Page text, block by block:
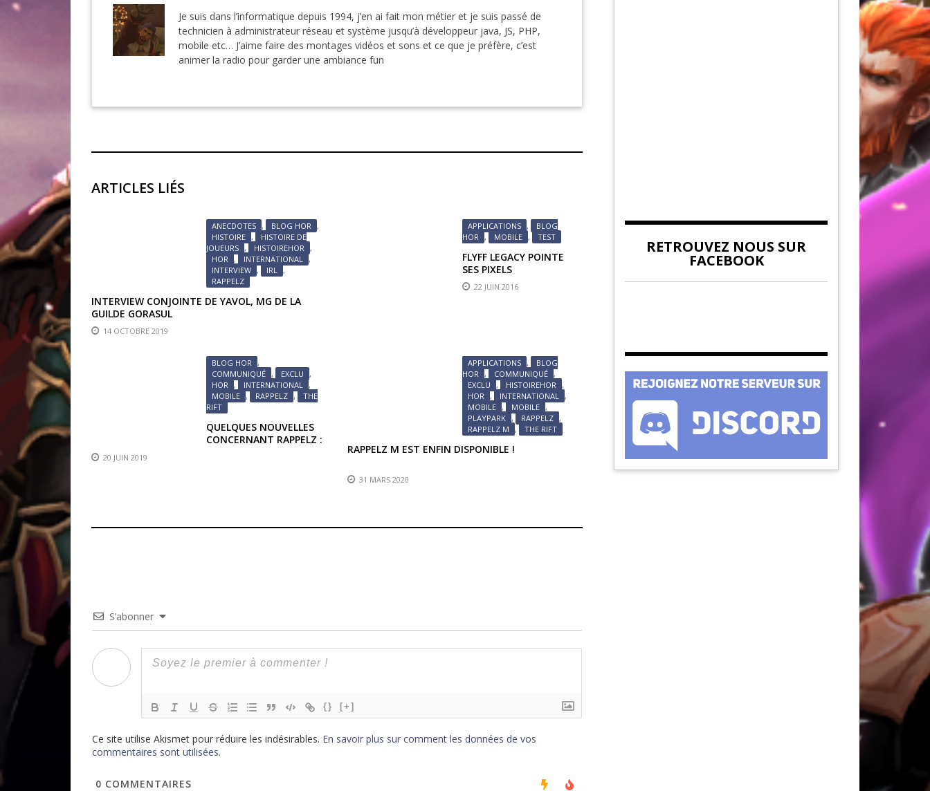
EPIC 9.3 : LE BERCEAU DE LA FORCE
EPIC 9.6 : LE SIÈGE DE LA CITADELLE
Je suis dans l’informatique depuis 1994, j’en ai fait mon métier et je suis passé de
technicien à administrateur réseau et système jusqu’à développeur java, JS, PHP,
mobile etc… J’aime faire des montages vidéos et sons et ce que je préfère, c’est
animer la radio pour garder une ambiance fun
ARTICLES LIÉS
ANECDOTES , BLOG HOR ,
HISTOIRE ,
HISTOIRE DE
JOUEURS , HISTOIREHOR ,
HOR , INTERNATIONAL ,
INTERVIEW , IRL ,
RAPPELZ
INTERVIEW CONJOINTE DE YAVOL, MG DE LA
GUILDE GORASUL
14 OCTOBRE 2019
APPLICATIONS ,
BLOG
HOR , MOBILE , TEST
FLYFF LEGACY POINTE
SES PIXELS
22 JUIN 2016
BLOG HOR ,
COMMUNIQUÉ , EXCLU ,
HOR , INTERNATIONAL ,
MOBILE , RAPPELZ ,
THE
RIFT
QUELQUES NOUVELLES
CONCERNANT RAPPELZ :
20 JUIN 2019
APPLICATIONS ,
BLOG
HOR , COMMUNIQUÉ ,
EXCLU , HISTOIREHOR ,
HOR , INTERNATIONAL ,
MOBILE , MOBILE ,
PLAYPARK , RAPPELZ ,
RAPPELZ M , THE RIFT
RAPPELZ M EST ENFIN DISPONIBLE !
31 MARS 2020
S’abonner
{} [+]
Ce site utilise Akismet pour réduire les indésirables. En savoir plus sur comment les données de vos
commentaires sont utilisées.
0 COMMENTAIRES
RETROUVEZ NOUS SUR
FACEBOOK